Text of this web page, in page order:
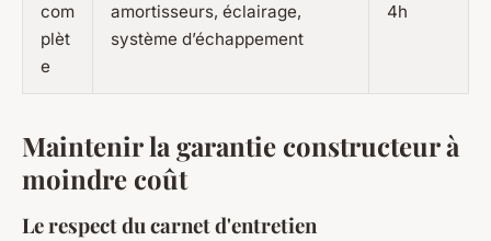
com
plèt
e
amortisseurs, éclairage,
système d’échappement
4h
Maintenir la garantie constructeur à
moindre coût
Le respect du carnet d'entretien